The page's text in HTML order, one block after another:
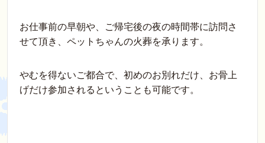
お仕事前の早朝や、ご帰宅後の夜の時間帯に訪問さ
せて頂き、ペットちゃんの火葬を承ります。
やむを得ないご都合で、初めのお別れだけ、お骨上
げだけ参加されるということも可能です。